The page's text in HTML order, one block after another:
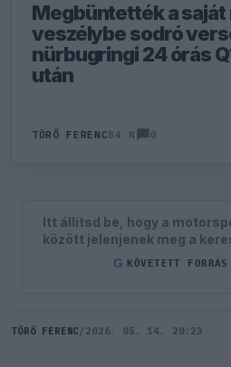
Megbüntették a saját
veszélybe sodró
nürbugringi 24 órás
után
TÖRŐ FERENC84 N 0
Itt állítsd be, hogy a
között jelenjenek meg a
G KÖVETETT
TÖRŐ FERENC / 2026. 05. 14. 20:23